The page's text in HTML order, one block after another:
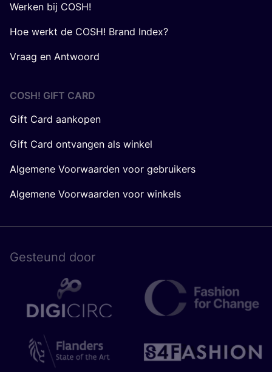
Werken bij COSH!
Hoe werkt de COSH! Brand Index?
Vraag en Antwoord
COSH! GIFT CARD
Gift Card aankopen
Gift Card ontvangen als winkel
Algemene Voorwaarden voor gebruikers
Algemene Voorwaarden voor winkels
Gesteund door